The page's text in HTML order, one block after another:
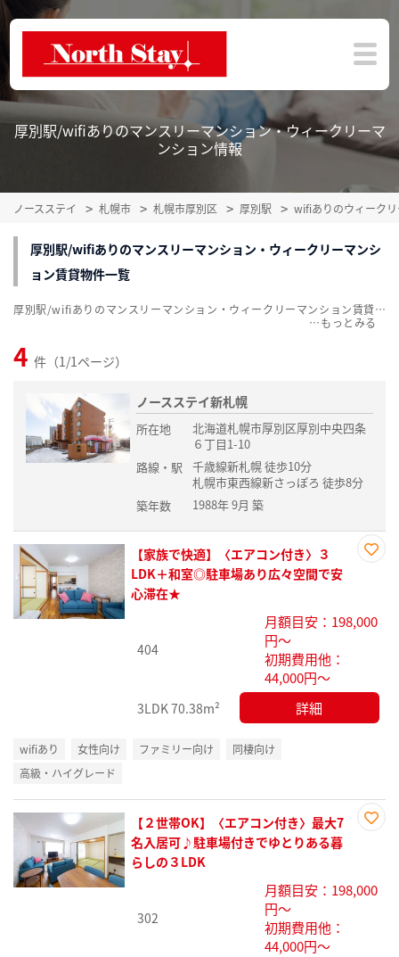
厚別駅/wifiありのマンスリーマンション・ウィークリーマ
ンション情報
ノースステイ 札幌市 札幌市厚別区 厚別駅 wifiありのウィーク
厚別駅/wifiありのマンスリーマンション・ウィークリーマンシ
ョン賃貸物件一覧
4 件（1/1ページ）
ノースステイ新札幌
所在地
北海道札幌市厚別区厚別中央四条
６丁目1-10
路線・駅
千歳線新札幌 徒歩10分
札幌市東西線新さっぽろ 徒歩8分
築年数
1988年 9月 築
録
【家族で快適】〈エアコン付き〉３
LDK＋和室◎駐車場あり広々空間で安
心滞在★
404
月額目安：198,000
円～
初期費用他：
44,000円～
3LDK70.38m² 詳細
wifiあり 女性向け ファミリー向け
同棲向け
高級・ハイグレード
録
【２世帯OK】〈エアコン付き〉最大7
名入居可♪駐車場付きでゆとりある暮
らしの３LDK
302
月額目安：198,000
円～
初期費用他：
44,000円～
厚別駅/wifiありのマンスリーマンション・ウィークリーマンション賃貸物件一覧を掲載中。敷金・礼金無料、家具・家電付をご紹介。こだわり条件での絞込みも簡単！
…